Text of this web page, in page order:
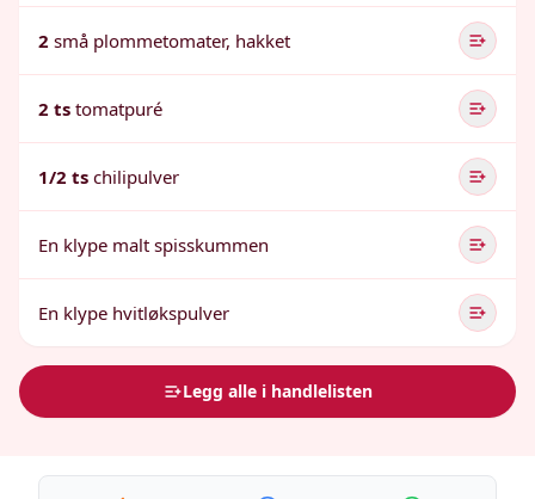
2 små plommetomater, hakket
2 ts tomatpuré
1/2 ts chilipulver
En klype malt spisskummen
En klype hvitløkspulver
Legg alle i handlelisten